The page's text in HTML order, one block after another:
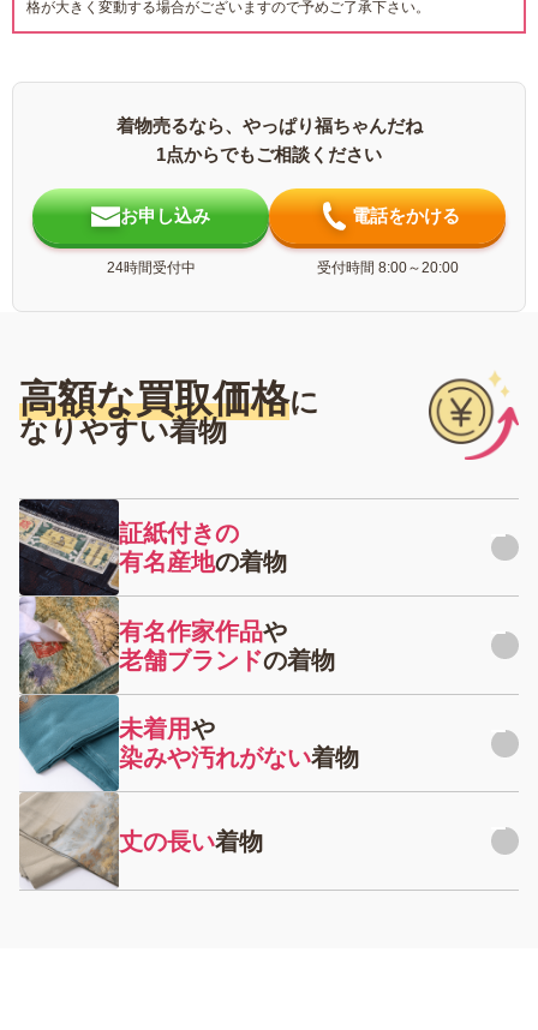
格が大きく変動する場合がございますので予めご了承下さい。
着物売るなら、やっぱり福ちゃんだね
1点からでもご相談ください
お申し込み
24時間受付中
電話をかける
受付時間 8:00～20:00
高額な買取価格に
なりやすい着物
証紙付きの
有名産地の着物
大島紬、結城紬、牛首紬、琉球紅型など有名産地の着物は買
取価格も高額になることが非常に多いです。
しかし、これらの着物にはかならず品質、産地を証明する証
紙の有無が重要となります。有名産地の着物を購入、または
反物から仕立てをされた時は、証紙を紛失しないようお気を
付けください。
有名作家作品や
老舗ブランドの着物
老舗の呉服店が仕立てた着物や人間国宝に認定された有名作
家の着物は買取価格も非常に高額なってきます。
着物に造詣が深くないと、有名作家の作品と気付かずリサイ
クルショップなどに低価で売却してしまうこともございま
す。落款や証紙のある着物は、どのような状態でも着物買取
店に査定依頼することをオススメします。
未着用や
染みや汚れがない着物
状態不良でもお買取できる着物はございますが、やはり状態
の良い着物と比べると買取価格は下がってしまいます。
着る予定のない着物は折りじわなどが付かないよう綺麗にた
丈の長い着物